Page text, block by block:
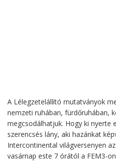
A Lélegzetelállító mutatványok
nemzeti ruhában, fürdőruhában,
megcsodálhatjuk. Hogy ki nyerte
szerencsés lány, aki hazánkat
Intercontinental világversenyen
vasárnap este 7 órától a FEM3-